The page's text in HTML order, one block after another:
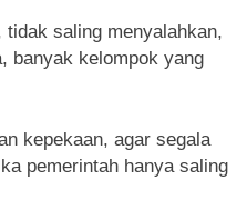
saling menyalahkan,
banyak kelompok yang
kepekaan, agar segala
pemerintah hanya saling